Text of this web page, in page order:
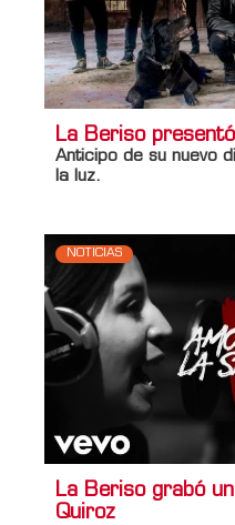
La Beriso
Anticipo de su nuevo
la luz.
NOTICIAS
La Beriso grabó
Quiroz